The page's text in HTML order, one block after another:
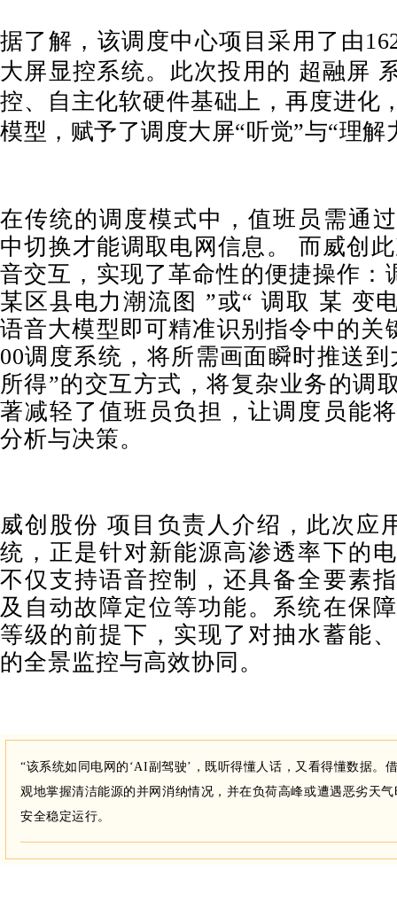
据了解，该调度中心项目采用了由
大屏显控系统。此次投用的 超融屏
控、自主化软硬件基础上，再度进化
模型，赋予了调度大屏“听觉”与“理解
在传统的调度模式中，值班员需通
中切换才能调取电网信息。 而威创
音交互，实现了革命性的便捷操作：
某区县电力潮流图 ”或“ 调取 某 变
语音大模型即可精准识别指令中的关
00调度系统，将所需画面瞬时推送
所得”的交互方式，将复杂业务的调
著减轻了值班员负担，让调度员能
分析与决策。
威创股份 项目负责人介绍，此次应
统，正是针对新能源高渗透率下的
不仅支持语音控制，还具备全要素
及自动故障定位等功能。系统在保
等级的前提下，实现了对抽水蓄能
的全景监控与高效协同。
“该系统如同电网的‘AI副驾驶’，既听得懂人话，又看得懂数据。
观地掌握清洁能源的并网消纳情况，并在负荷高峰或遭遇恶劣天
安全稳定运行。